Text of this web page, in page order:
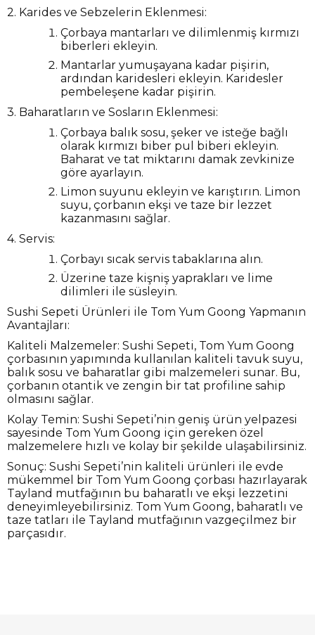
2. Karides ve Sebzelerin Eklenmesi:
Çorbaya mantarları ve dilimlenmiş kırmızı
biberleri ekleyin.
Mantarlar yumuşayana kadar pişirin,
ardından karidesleri ekleyin. Karidesler
pembeleşene kadar pişirin.
3. Baharatların ve Sosların Eklenmesi:
Çorbaya balık sosu, şeker ve isteğe bağlı
olarak kırmızı biber pul biberi ekleyin.
Baharat ve tat miktarını damak zevkinize
göre ayarlayın.
Limon suyunu ekleyin ve karıştırın. Limon
suyu, çorbanın ekşi ve taze bir lezzet
kazanmasını sağlar.
4. Servis:
Çorbayı sıcak servis tabaklarına alın.
Üzerine taze kişniş yaprakları ve lime
dilimleri ile süsleyin.
Sushi Sepeti Ürünleri ile Tom Yum Goong Yapmanın
Avantajları:
Kaliteli Malzemeler: Sushi Sepeti, Tom Yum Goong
çorbasının yapımında kullanılan kaliteli tavuk suyu,
balık sosu ve baharatlar gibi malzemeleri sunar. Bu,
çorbanın otantik ve zengin bir tat profiline sahip
olmasını sağlar.
Kolay Temin: Sushi Sepeti’nin geniş ürün yelpazesi
sayesinde Tom Yum Goong için gereken özel
malzemelere hızlı ve kolay bir şekilde ulaşabilirsiniz.
Sonuç: Sushi Sepeti’nin kaliteli ürünleri ile evde
mükemmel bir Tom Yum Goong çorbası hazırlayarak
Tayland mutfağının bu baharatlı ve ekşi lezzetini
deneyimleyebilirsiniz. Tom Yum Goong, baharatlı ve
taze tatları ile Tayland mutfağının vazgeçilmez bir
parçasıdır.